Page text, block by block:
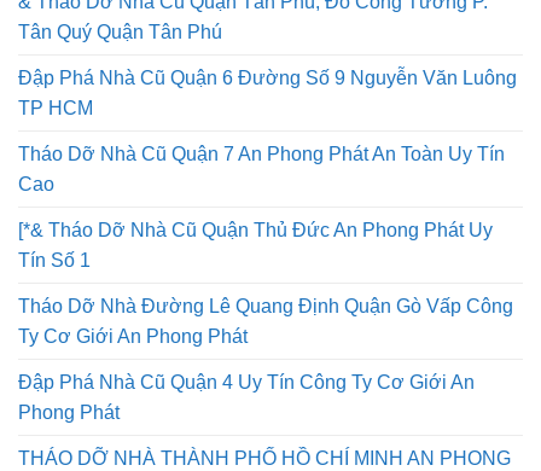
Tân Quý Quận Tân Phú
Đập Phá Nhà Cũ Quận 6 Đường Số 9 Nguyễn Văn Luông
TP HCM
Tháo Dỡ Nhà Cũ Quận 7 An Phong Phát An Toàn Uy Tín
Cao
[*& Tháo Dỡ Nhà Cũ Quận Thủ Đức An Phong Phát Uy
Tín Số 1
Tháo Dỡ Nhà Đường Lê Quang Định Quận Gò Vấp Công
Ty Cơ Giới An Phong Phát
Đập Phá Nhà Cũ Quận 4 Uy Tín Công Ty Cơ Giới An
Phong Phát
THÁO DỠ NHÀ THÀNH PHỐ HỒ CHÍ MINH AN PHONG